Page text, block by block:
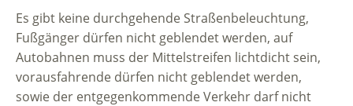
Es gibt keine durchgehende Straßenbeleuchtung,
Fußgänger dürfen nicht geblendet werden, auf
Autobahnen muss der Mittelstreifen lichtdicht sein,
vorausfahrende dürfen nicht geblendet werden,
sowie der entgegenkommende Verkehr darf nicht